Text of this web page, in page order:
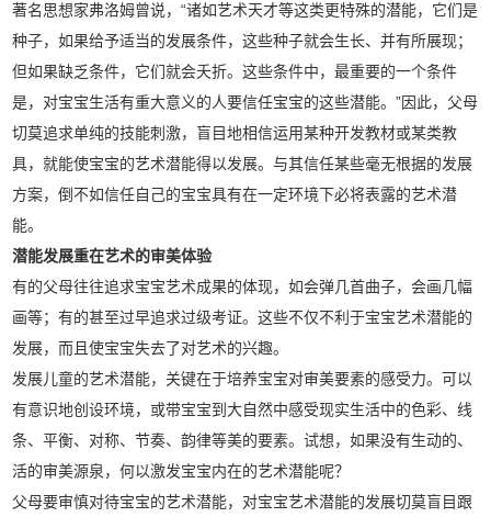
著名思想家弗洛姆曾说，“诸如艺术天才等这类更特殊的潜能，它们是
种子，如果给予适当的发展条件，这些种子就会生长、并有所展现；
但如果缺乏条件，它们就会夭折。这些条件中，最重要的一个条件
是，对宝宝生活有重大意义的人要信任宝宝的这些潜能。”因此，父母
切莫追求单纯的技能刺激，盲目地相信运用某种开发教材或某类教
具，就能使宝宝的艺术潜能得以发展。与其信任某些毫无根据的发展
方案，倒不如信任自己的宝宝具有在一定环境下必将表露的艺术潜
能。
潜能发展重在艺术的审美体验
有的父母往往追求宝宝艺术成果的体现，如会弹几首曲子，会画几幅
画等；有的甚至过早追求过级考证。这些不仅不利于宝宝艺术潜能的
发展，而且使宝宝失去了对艺术的兴趣。
发展儿童的艺术潜能，关键在于培养宝宝对审美要素的感受力。可以
有意识地创设环境，或带宝宝到大自然中感受现实生活中的色彩、线
条、平衡、对称、节奏、韵律等美的要素。试想，如果没有生动的、
活的审美源泉，何以激发宝宝内在的艺术潜能呢？
父母要审慎对待宝宝的艺术潜能，对宝宝艺术潜能的发展切莫盲目跟